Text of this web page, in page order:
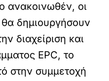
ανακοινωθέν, οι
θα δημιουργήσουν
διαχείριση και
EPC, το
στην συμμετοχή